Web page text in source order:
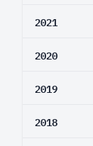
2021
2020
2019
2018